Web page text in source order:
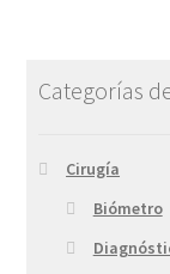
Categorías
Cirugía
Biómetro